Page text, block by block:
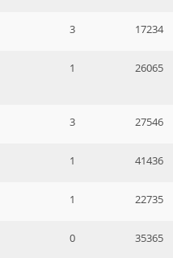
3 17234
1 26065
3 27546
1 41436
1 22735
0 35365